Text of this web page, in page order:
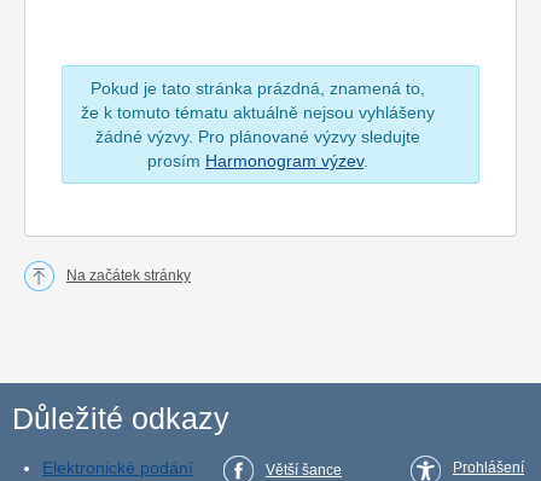
Pokud je tato stránka prázdná, znamená to,
že k tomuto tématu aktuálně nejsou vyhlášeny
žádné výzvy. Pro plánované výzvy sledujte
prosím Harmonogram výzev.
Na začátek stránky
Důležité odkazy
Elektronické podání
Větší šance
Prohlášení